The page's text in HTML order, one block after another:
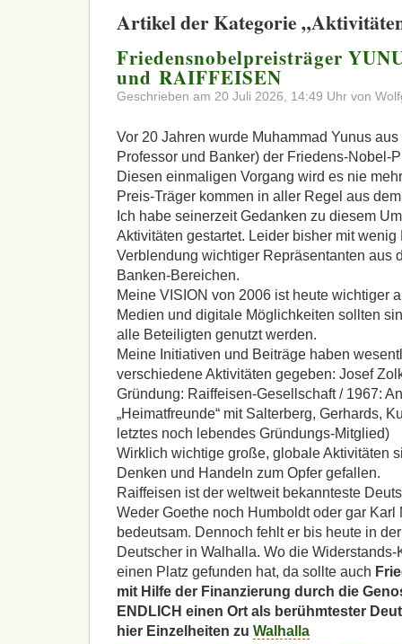
Artikel der Kategorie
Friedensnobelpreisträger
und RAIFFEISEN
Geschrieben am 20 Juli 2026, 14:49 Uhr von
Vor 20 Jahren wurde Muhammad Yunus
Professor und Banker) der Friedens-Nobel-
Diesen einmaligen Vorgang wird es nie
Preis-Träger kommen in aller Regel aus
Ich habe seinerzeit Gedanken zu diesem
Aktivitäten gestartet. Leider bisher mit
Verblendung wichtiger Repräsentanten aus
Banken-Bereichen.
Meine VISION von 2006 ist heute wichtiger
Medien und digitale Möglichkeiten sollten
alle Beteiligten genutzt werden.
Meine Initiativen und Beiträge haben
verschiedene Aktivitäten gegeben: Josef
Gründung: Raiffeisen-Gesellschaft / 1967:
„Heimatfreunde“ mit Salterberg, Gerhards,
letztes noch lebendes Gründungs-Mitglied)
Wirklich wichtige große, globale Aktivitäten
Denken und Handeln zum Opfer gefallen.
Raiffeisen ist der weltweit bekannteste
Weder Goethe noch Humboldt oder gar
bedeutsam. Dennoch fehlt er bis heute in
Deutscher in Walhalla. Wo die
einen Platz gefunden hat, da sollte auch
mit Hilfe der Finanzierung durch die
ENDLICH einen Ort als berühmtester
hier Einzelheiten zu Walhalla